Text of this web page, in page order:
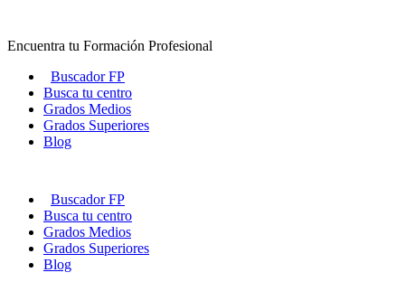
contenido
Encuentra tu Formación Profesional
Buscador FP
Busca tu centro
Grados Medios
Grados Superiores
Blog
Buscador FP
Busca tu centro
Grados Medios
Grados Superiores
Blog